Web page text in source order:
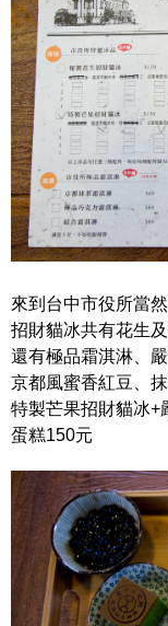
來到台中市役所當
招財貓冰共有花生
還有極品霜淇淋、
京都風蜜香紅豆、
特製芒果招財貓冰+
蛋糕150元